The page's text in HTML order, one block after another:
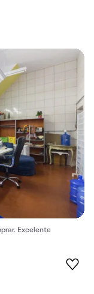
Excelente